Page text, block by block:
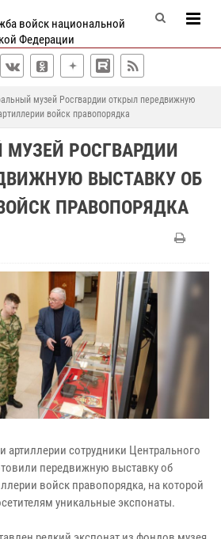
войск национальной
Федерации
музей Росгвардии открыл передвижную
войск правопорядка
РОСГВАРДИИ
ВЫСТАВКУ ОБ
ПРАВОПОРЯДКА
артиллерии сотрудники Центрального
передвижную выставку об
войск правопорядка, на которой
уникальные экспонаты.